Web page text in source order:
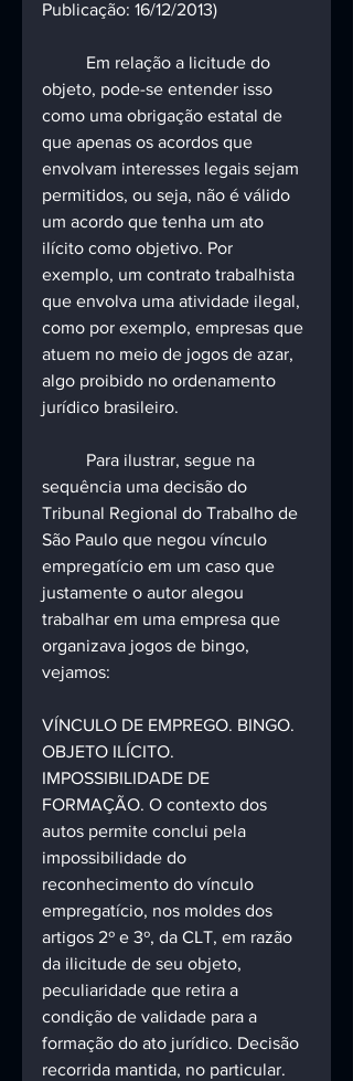
Publicação: 16/12/2013)
objeto, pode-se entender isso
como uma obrigação estatal de
que apenas os acordos que
envolvam interesses legais sejam
permitidos, ou seja, não é válido
um acordo que tenha um ato
ilícito como objetivo. Por
exemplo, um contrato trabalhista
que envolva uma atividade ilegal,
como por exemplo, empresas que
atuem no meio de jogos de azar,
algo proibido no ordenamento
jurídico brasileiro.
sequência uma decisão do
Tribunal Regional do Trabalho de
São Paulo que negou vínculo
empregatício em um caso que
justamente o autor alegou
trabalhar em uma empresa que
organizava jogos de bingo,
vejamos:
VÍNCULO DE EMPREGO. BINGO.
OBJETO ILÍCITO.
IMPOSSIBILIDADE DE
FORMAÇÃO. O contexto dos
autos permite conclui pela
impossibilidade do
reconhecimento do vínculo
empregatício, nos moldes dos
artigos 2º e 3º, da CLT, em razão
da ilicitude de seu objeto,
peculiaridade que retira a
condição de validade para a
formação do ato jurídico. Decisão
recorrida mantida, no particular.